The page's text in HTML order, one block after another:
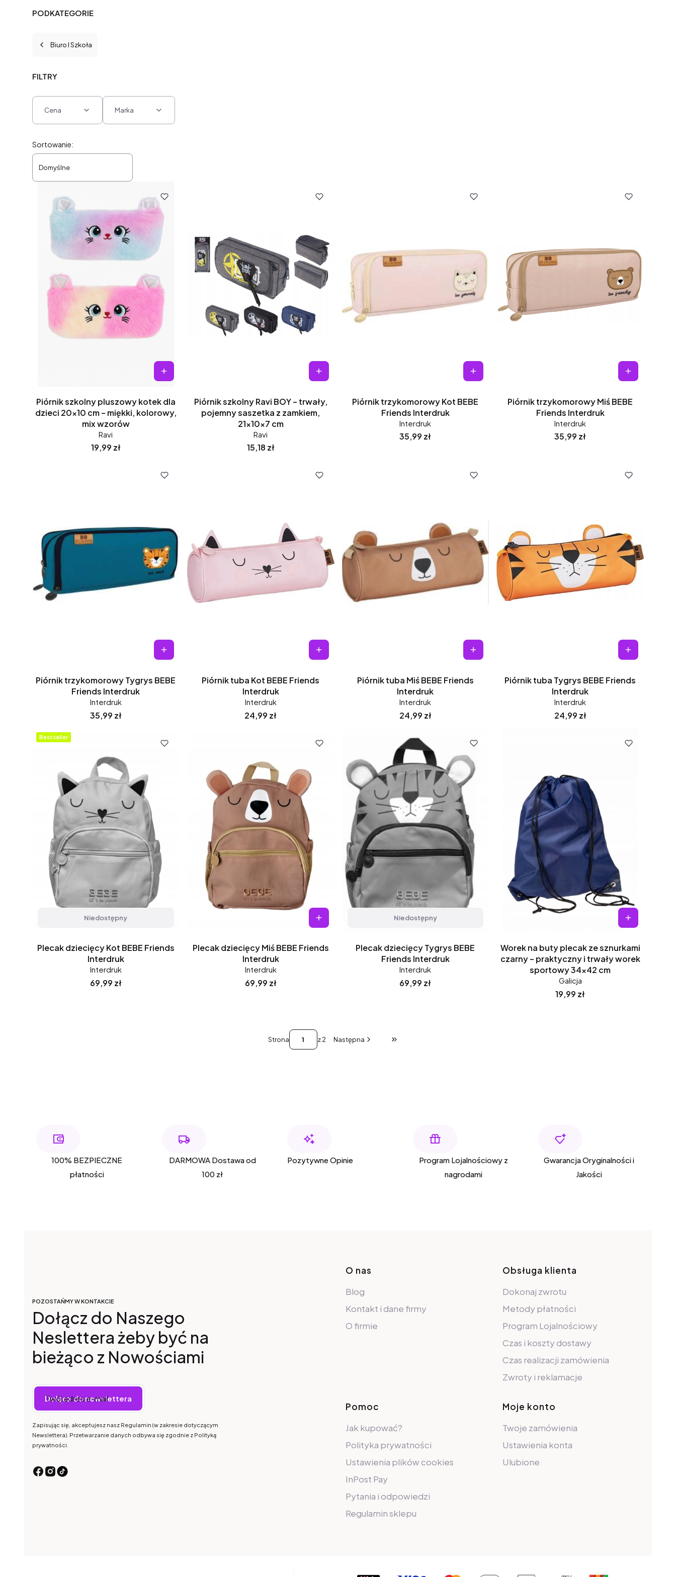
PODKATEGORIE
Biuro I Szkoła
FILTRY
Cena Marka
Lista produktów
Sortowanie:
Domyślne
Piórnik szkolny pluszowy kotek dla
dzieci 20x10 cm – miękki, kolorowy,
mix wzorów
Ravi
Cena
19,99 zł
Piórnik szkolny Ravi BOY – trwały,
pojemny saszetka z zamkiem,
21x10x7 cm
Ravi
Cena
15,18 zł
Piórnik trzykomorowy Kot BEBE
Friends Interdruk
Interdruk
Cena
35,99 zł
Piórnik trzykomorowy Miś BEBE
Friends Interdruk
Interdruk
Cena
35,99 zł
Piórnik trzykomorowy Tygrys BEBE
Friends Interdruk
Interdruk
Cena
35,99 zł
Piórnik tuba Kot BEBE Friends
Interdruk
Interdruk
Cena
24,99 zł
Piórnik tuba Miś BEBE Friends
Interdruk
Interdruk
Cena
24,99 zł
Piórnik tuba Tygrys BEBE Friends
Interdruk
Interdruk
Cena
24,99 zł
Bestseller
Niedostępny
Plecak dziecięcy Kot BEBE Friends
Interdruk
Interdruk
Cena
69,99 zł
Plecak dziecięcy Miś BEBE Friends
Interdruk
Interdruk
Cena
69,99 zł
Niedostępny
Plecak dziecięcy Tygrys BEBE
Friends Interdruk
Interdruk
Cena
69,99 zł
Worek na buty plecak ze sznurkami
czarny – praktyczny i trwały worek
sportowy 34x42 cm
Galicja
Cena
19,99 zł
Strona z 2 Następna
Przejdź do ostatniej strony z produktami
100% BEZPIECZNE
płatności
DARMOWA Dostawa od
100 zł
Pozytywne Opinie
Program Lojalnościowy z
nagrodami
Gwarancja Oryginalności i
Jakości
POZOSTAŃMY W KONTAKCIE
Dołącz do Naszego
Neslettera żeby być na
bieżąco z Nowościami
Twój adres e-mail
Dołącz do newslettera
Zapisując się, akceptujesz nasz Regulamin (w zakresie dotyczącym
Newslettera). Przetwarzanie danych odbywa się zgodnie z Polityką
prywatności.
Linki w stopce
O nas
Blog
Kontakt i dane firmy
O firmie
Obsługa klienta
Dokonaj zwrotu
Metody płatności
Program Lojalnościowy
Czas i koszty dostawy
Czas realizacji zamówienia
Zwroty i reklamacje
Pomoc
Jak kupować?
Polityka prywatności
Ustawienia plików cookies
InPost Pay
Pytania i odpowiedzi
Regulamin sklepu
Moje konto
Twoje zamówienia
Ustawienia konta
Ulubione